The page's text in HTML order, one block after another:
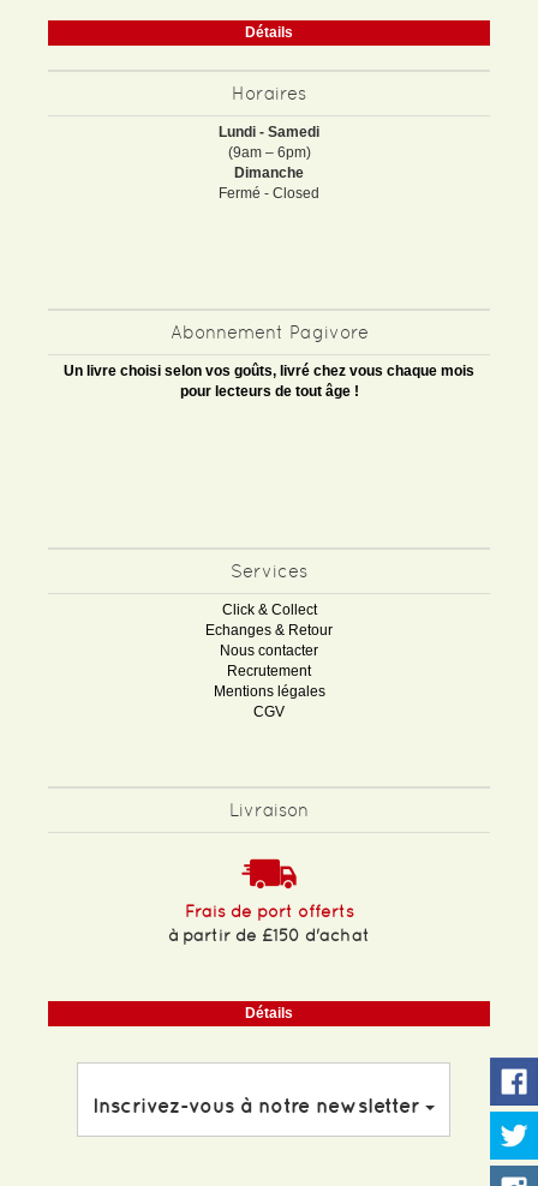
Détails
Horaires
Lundi - Samedi
(9am – 6pm)
Dimanche
Fermé - Closed
Abonnement Pagivore
Un livre choisi selon vos goûts, livré chez vous chaque mois
pour lecteurs de tout âge !
Services
Click & Collect
Echanges & Retour
Nous contacter
Recrutement
Mentions légales
CGV
Livraison
Frais de port offerts
à partir de £150 d'achat
Détails
Inscrivez-vous à notre newsletter